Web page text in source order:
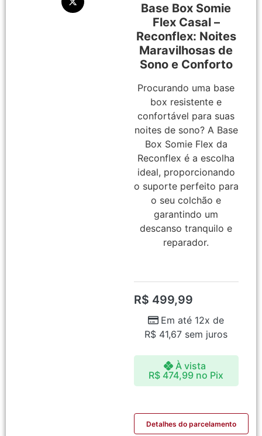
Base Box Somie
Flex Casal –
Reconflex: Noites
Maravilhosas de
Sono e Conforto
Procurando uma base
box resistente e
confortável para suas
noites de sono? A Base
Box Somie Flex da
Reconflex é a escolha
ideal, proporcionando
o suporte perfeito para
o seu colchão e
garantindo um
descanso tranquilo e
reparador.
R$ 499,99
Em até 12x de
R$ 41,67 sem juros
À vista
R$ 474,99 no Pix
Detalhes do parcelamento